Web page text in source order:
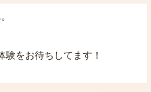
をお待ちしてます！